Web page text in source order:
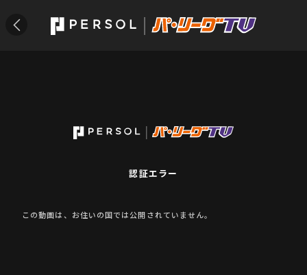
認証エラー
この動画は、お住いの国では公開されていません。